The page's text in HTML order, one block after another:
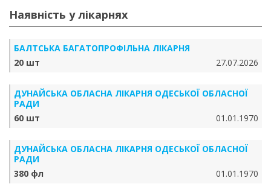
Наявність у лікарнях
БАЛТСЬКА БАГАТОПРОФІЛЬНА ЛІКАРНЯ
20 шт
27.07.2026
ДУНАЙСЬКА ОБЛАСНА ЛІКАРНЯ ОДЕСЬКОЇ ОБЛАСНОЇ
РАДИ
60 шт
01.01.1970
ДУНАЙСЬКА ОБЛАСНА ЛІКАРНЯ ОДЕСЬКОЇ ОБЛАСНОЇ
РАДИ
380 фл
01.01.1970